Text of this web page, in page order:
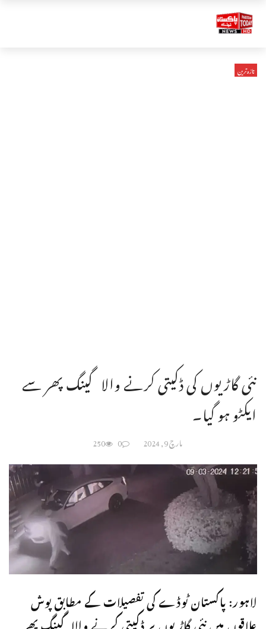
تازہ ترین
نئی گاڑیوں کی ڈکیتی کرنے والا گینگ پھر سے
ایکٹو ہو گیا۔
مارچ 9, 2024 0
250
لاہور: پاکستان ٹوڈے کی تفصیلات کے مطابق پوش